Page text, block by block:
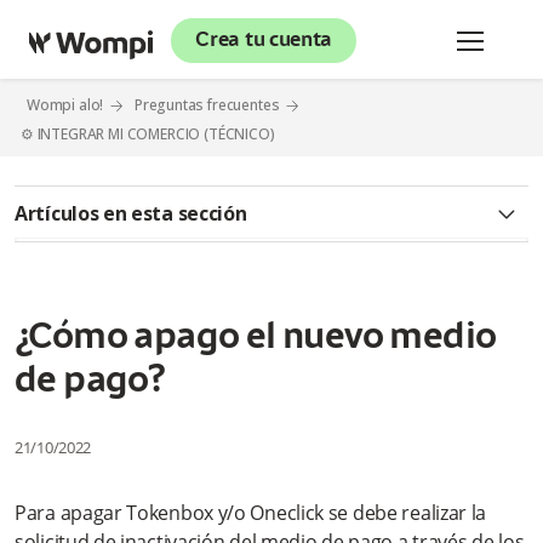
Crea tu cuenta
Wompi alo!
Preguntas frecuentes
⚙️ INTEGRAR MI COMERCIO (TÉCNICO)
Artículos en esta sección
¿Qué pasa si la transferencia hizo un débito doble a mi
transferencia realizada por Tokenbox y/o Oneclick?
¿Puedo utilizar pagos Tokenbox y/o Oneclick desde cuentas
de diferentes bancos?
¿Cómo apago el nuevo medio
de pago?
21/10/2022
Para apagar Tokenbox y/o Oneclick se debe realizar la